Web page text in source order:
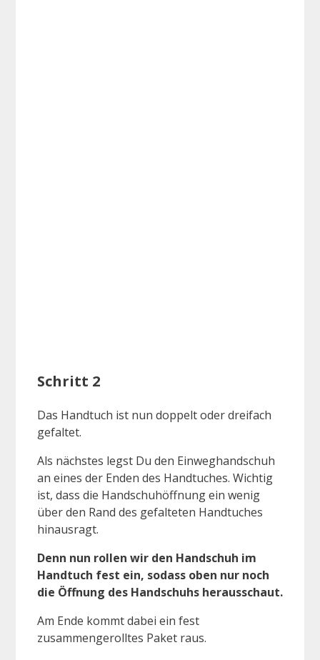
Schritt 2
Das Handtuch ist nun doppelt oder dreifach
gefaltet.
Als nächstes legst Du den Einweghandschuh
an eines der Enden des Handtuches. Wichtig
ist, dass die Handschuhöffnung ein wenig
über den Rand des gefalteten Handtuches
hinausragt.
Denn nun rollen wir den Handschuh im
Handtuch fest ein, sodass oben nur noch
die Öffnung des Handschuhs herausschaut.
Am Ende kommt dabei ein fest
zusammengerolltes Paket raus.